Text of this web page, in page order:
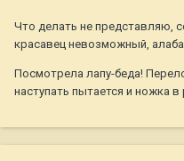
Что делать не представляю,
красавец невозможный,
Посмотрела лапу-беда!
наступать пытается и ножка